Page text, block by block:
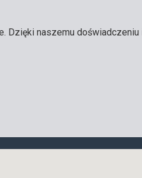
naszemu doświadczeniu